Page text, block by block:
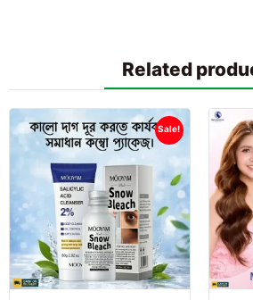
Related
Sale!